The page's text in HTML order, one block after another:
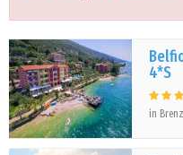
4*S
in